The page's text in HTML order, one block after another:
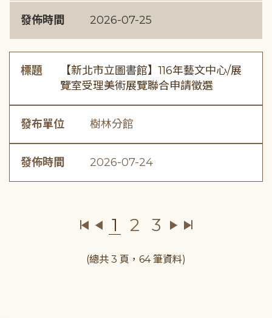
發佈時間 2026-07-25
標題
【新北市立圖書館】116年藝文中心/展
覽室受理美術展覽聯合申請徵選
發布單位 樹林分館
發佈時間 2026-07-24
1 2 3
(總共 3 頁，64 筆資料)